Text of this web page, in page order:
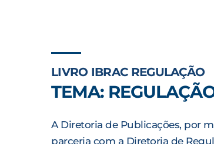
LIVRO IBRAC REGULAÇÃO
TEMA:
A Diretoria de Publicações, por
parceria com a Diretoria de